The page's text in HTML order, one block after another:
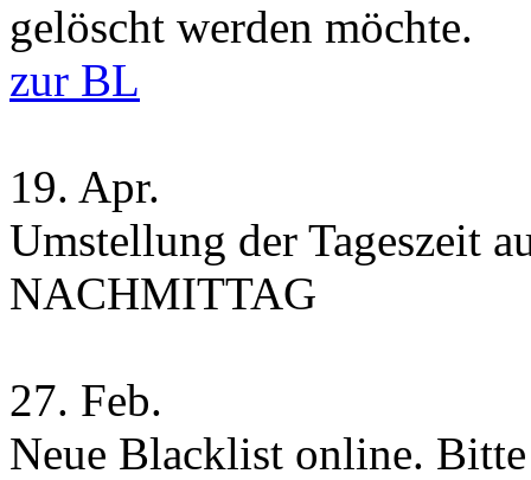
gelöscht werden möchte.
zur BL
19. Apr.
Umstellung der Tageszeit
NACHMITTAG
27. Feb.
Neue Blacklist online.